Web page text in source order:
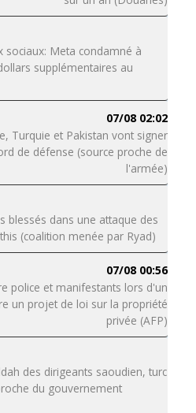
sociaux: Meta condamné à
supplémentaires au
07/08 02:02
Turquie et Pakistan vont signer
de défense (source proche de
l'armée)
blessés dans une attaque des
(coalition menée par Ryad)
07/08 00:56
police et manifestants lors d'un
un projet de loi sur la propriété
privée (AFP)
des dirigeants saoudien, turc
du gouvernement